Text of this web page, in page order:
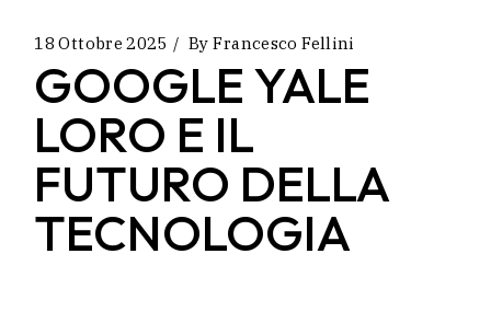
18 Ottobre 2025 By Francesco Fellini
GOOGLE YALE
LORO E IL
FUTURO DELLA
TECNOLOGIA